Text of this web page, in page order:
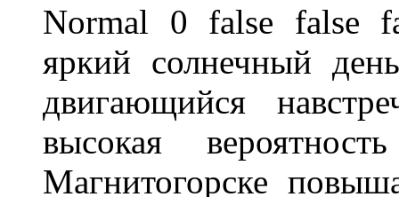
Normal 0 false false
яркий солнечный
двигающийся
высокая
Магнитогорске